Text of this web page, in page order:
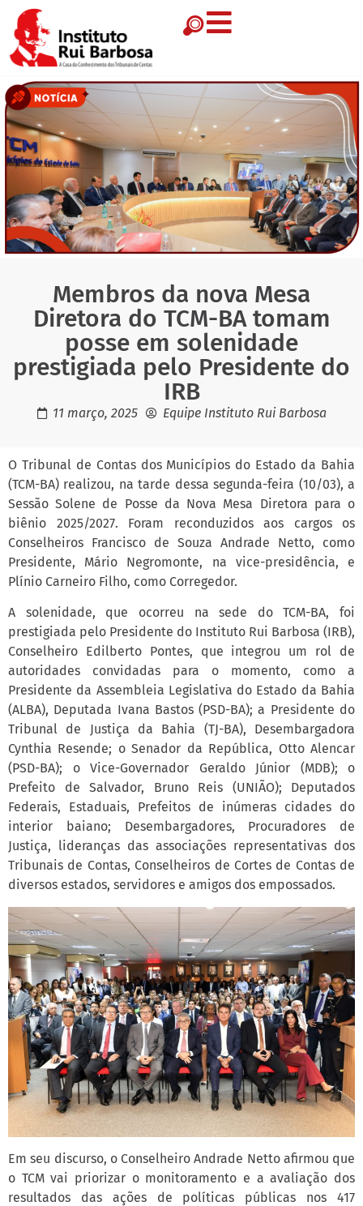
Membros da nova Mesa
Diretora do TCM-BA tomam
posse em solenidade
prestigiada pelo Presidente do
IRB
11 março, 2025 Equipe Instituto Rui Barbosa
O Tribunal de Contas dos Municípios do Estado da Bahia
(TCM-BA) realizou, na tarde dessa segunda-feira (10/03), a
Sessão Solene de Posse da Nova Mesa Diretora para o
biênio 2025/2027. Foram reconduzidos aos cargos os
Conselheiros Francisco de Souza Andrade Netto, como
Presidente, Mário Negromonte, na vice-presidência, e
Plínio Carneiro Filho, como Corregedor.
A solenidade, que ocorreu na sede do TCM-BA, foi
prestigiada pelo Presidente do Instituto Rui Barbosa (IRB),
Conselheiro Edilberto Pontes, que integrou um rol de
autoridades convidadas para o momento, como a
Presidente da Assembleia Legislativa do Estado da Bahia
(ALBA), Deputada Ivana Bastos (PSD-BA); a Presidente do
Tribunal de Justiça da Bahia (TJ-BA), Desembargadora
Cynthia Resende; o Senador da República, Otto Alencar
(PSD-BA); o Vice-Governador Geraldo Júnior (MDB); o
Prefeito de Salvador, Bruno Reis (UNIÃO); Deputados
Federais, Estaduais, Prefeitos de inúmeras cidades do
interior baiano; Desembargadores, Procuradores de
Justiça, lideranças das associações representativas dos
Tribunais de Contas, Conselheiros de Cortes de Contas de
diversos estados, servidores e amigos dos empossados.
Em seu discurso, o Conselheiro Andrade Netto afirmou que
o TCM vai priorizar o monitoramento e a avaliação dos
resultados das ações de políticas públicas nos 417